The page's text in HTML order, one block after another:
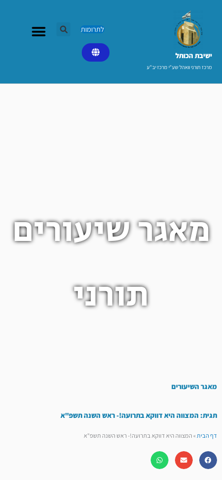
ישיבת הכותל​
מרכז תורני וואהל שע"י מרכז יב"ע
לתרומות
מאגר שיעורים
תורני
מאגר השיעורים
תגית: המצווה היא דווקא בתרועה!- ראש השנה תשפ"א
דף הבית»המצווה היא דווקא בתרועה!- ראש השנה תשפ"א